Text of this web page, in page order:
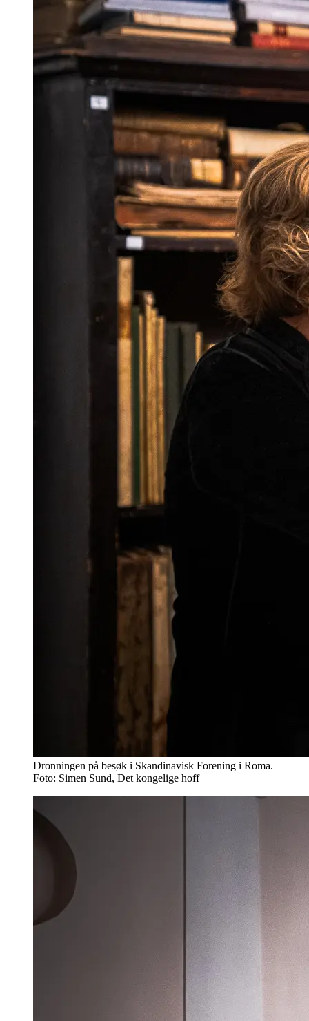
Dronningen på besøk i Skandinavisk Forening i Roma.
Foto: Simen Sund, Det kongelige hoff